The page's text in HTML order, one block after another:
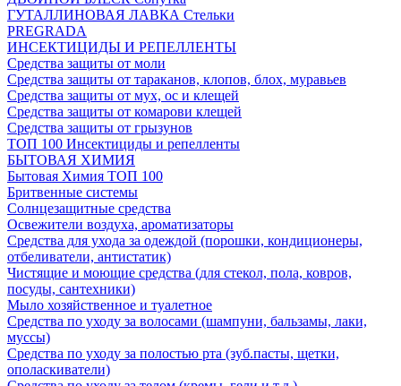
ГУТАЛЛИНОВАЯ ЛАВКА Стельки
PREGRADA
ИНСЕКТИЦИДЫ И РЕПЕЛЛЕНТЫ
Средства защиты от моли
Средства защиты от тараканов, клопов, блох, муравьев
Средства защиты от мух, ос и клещей
Средства защиты от комарови клещей
Средства защиты от грызунов
ТОП 100 Инсектициды и репелленты
БЫТОВАЯ ХИМИЯ
Бытовая Химия ТОП 100
Бритвенные системы
Солнцезащитные средства
Освежители воздуха, ароматизаторы
Средства для ухода за одеждой (порошки, кондиционеры,
отбеливатели, антистатик)
Чистящие и моющие средства (для стекол, пола, ковров,
посуды, сантехники)
Мыло хозяйственное и туалетное
Средства по уходу за волосами (шампуни, бальзамы, лаки,
муссы)
Средства по уходу за полостью рта (зуб.пасты, щетки,
ополаскиватели)